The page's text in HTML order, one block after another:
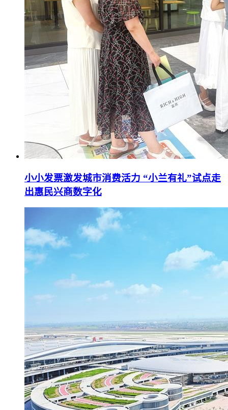
小小发票激发城市消费活力 “小兰有礼”试点走
出惠民兴商数字化